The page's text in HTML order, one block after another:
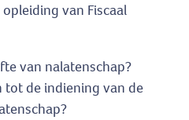
van Fiscaal
van nalatenschap?
tot de indiening van de